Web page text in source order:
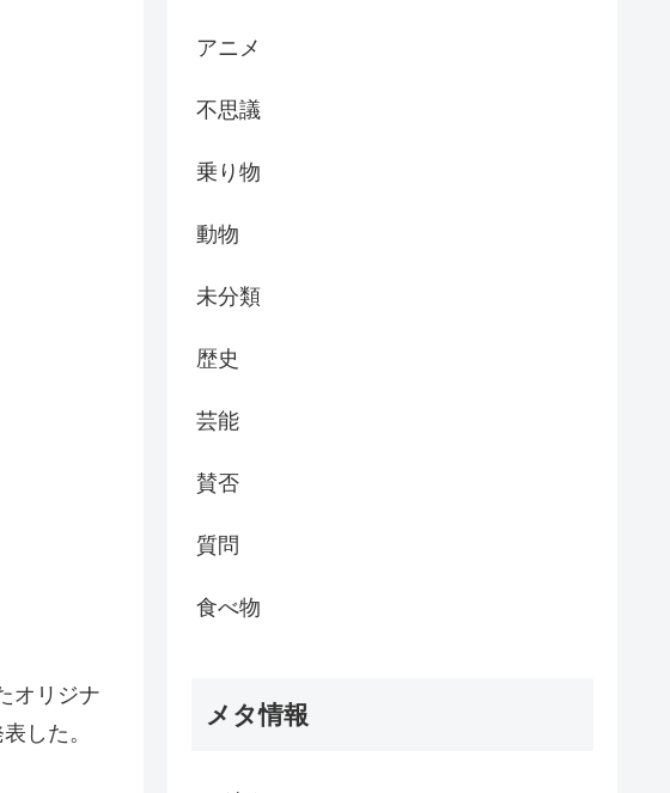
オリジナ
した。
アニメ
不思議
乗り物
動物
未分類
歴史
芸能
賛否
質問
食べ物
メタ情報